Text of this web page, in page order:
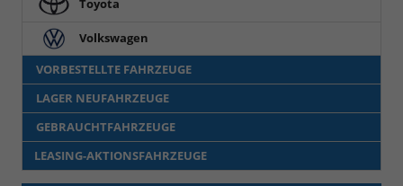
Toyota
Volkswagen
VORBESTELLTE FAHRZEUGE
LAGER NEUFAHRZEUGE
GEBRAUCHTFAHRZEUGE
LEASING-AKTIONSFAHRZEUGE